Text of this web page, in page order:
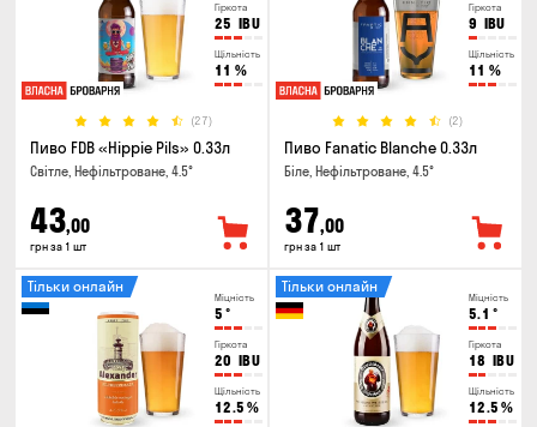
Гіркота
25 IBU
Щільність
11 %
(27)
Пиво FDB «Hippie Pils» 0.33л
Світле, Нефільтроване, 4.5°
43,00
грн за 1 шт
Гіркота
9 IBU
Щільність
11 %
(2)
Пиво Fanatic Blanche 0.33л
Біле, Нефільтроване, 4.5°
37,00
грн за 1 шт
Міцність
5 °
Гіркота
20 IBU
Щільність
12.5 %
Тільки онлайн
Міцність
5.1 °
Гіркота
18 IBU
Щільність
12.5 %
Тільки онлайн